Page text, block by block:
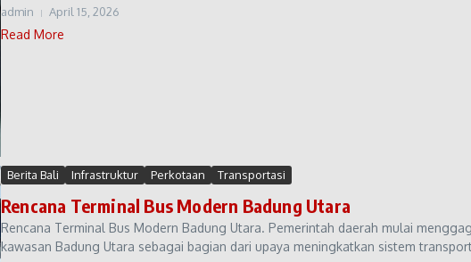
admin April 15, 2026
Read More
Berita Bali Infrastruktur Perkotaan Transportasi
Rencana Terminal Bus Modern Badung Utara
Rencana Terminal Bus Modern Badung Utara. Pemerintah daerah mulai
kawasan Badung Utara sebagai bagian dari upaya meningkatkan sistem